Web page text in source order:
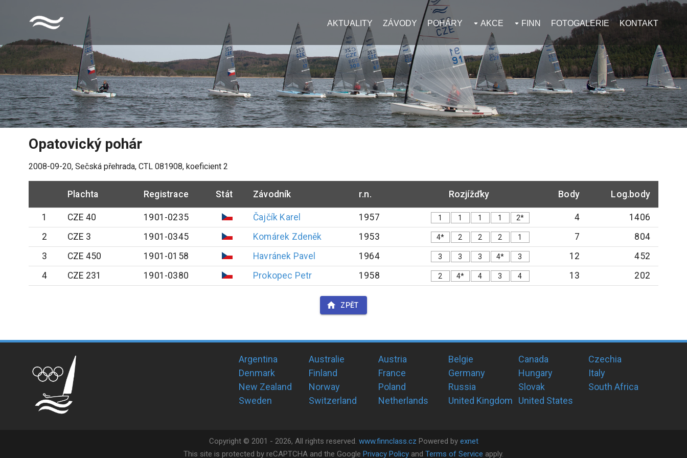
AKTUALITY ZÁVODY POHÁRY AKCE FINN FOTOGALERIE KONTAKT
Opatovický pohár
2008-09-20, Sečská přehrada, CTL 081908, koeficient 2
Plachta Registrace Stát Závodník r.n. Rozjížďky Body Log.body
1 CZE 40 1901-0235 Čajčík Karel 1957 1 1 1 1 2* 4
1406
2
CZE 3 1901-0345 Komárek Zdeněk 1953 4* 2 2 2 1 7
804
3
CZE 450 1901-0158 Havránek Pavel 1964 3 3 3 4* 3 12
452
4
CZE 231 1901-0380 Prokopec Petr 1958 2 4* 4 3 4 13 202
ZPĚT
Argentina Australie Austria Belgie Canada
Czechia
Denmark
Finland France Germany Hungary
Italy
New Zealand
Norway Poland Russia Slovak
South Africa
Sweden
Switzerland Netherlands United Kingdom United States
Copyright © 2001 - 2026, All rights reserved. www.finnclass.cz Powered by exnet
This site is protected by reCAPTCHA and the Google Privacy Policy and Terms of Service apply.